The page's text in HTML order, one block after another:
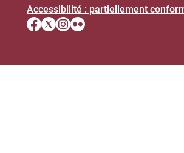
Accessibilité : partiellement